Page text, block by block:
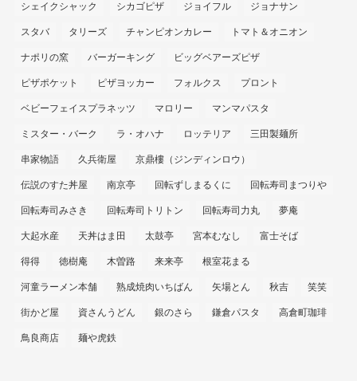
シェイクシャック シカゴピザ ジョイフル ジョナサン
スタバ タリーズ チャンピオンカレー トマト＆オニオン
ナポリの窯 バーガーキング ビッグベアーズピザ
ピザポケット ピザヨッカー フォルクス プロント
ベビーフェイスプラネッツ マロリー マンマパスタ
ミスター・バーク ラ・オハナ ロッテリア 三田製麺所
串家物語 久兵衛屋 京鼎樓（ジンディンロウ）
伝説のすた丼屋 南京亭 回転ずしまるくに 回転寿司まつりや
回転寿司みさき 回転寿司トリトン 回転寿司力丸 夢庵
大起水産 天丼はま田 太鼓亭 宮本むなし 富士そば
得得 徳樹庵 木曽路 来来亭 根室花まる
河童ラーメン本舗 熟成焼肉いちばん 矢場とん 秋吉 笑笑
街かど屋 資さんうどん 銀のさら 鎌倉パスタ 高倉町珈琲
鳥良商店 麺や虎鉄